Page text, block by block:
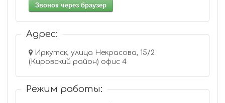
Звонок через браузер
Адрес:
Иркутск, улица Некрасова, 15/2
(Кировский район) офис 4
Режим работы: